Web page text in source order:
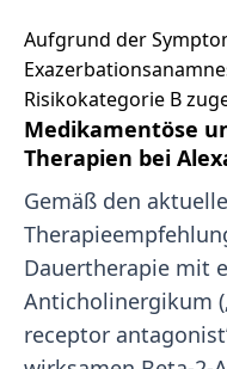
Aufgrund der
Risikokategorie B
Medikamentöse
Therapien bei
Gemäß den
Dauertherapie mit
Anticholinergikum
receptor